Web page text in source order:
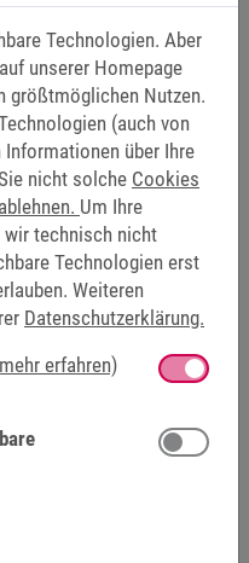
„COMBIVIS studio 6
„COMBIVIS
PLC, SAFE I/O“
Technologien. Aber
unserer Homepage
größtmöglichen Nutzen.
(auch von
über Ihre
nicht solche Cookies
Um Ihre
wir technisch nicht
Technologien erst
Weiteren
Datenschutzerklärung.
erfahren)